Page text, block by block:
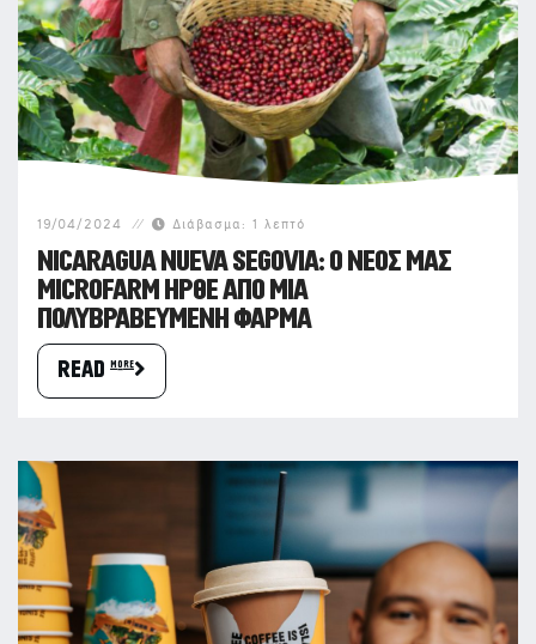
19/04/2024 Διάβασμα: 1 λεπτό
NICARAGUA NUEVA SEGOVIA: Ο ΝΕΟΣ ΜΑΣ
MICROFARM ΗΡΘΕ ΑΠΟ ΜΙΑ
ΠΟΛΥΒΡΑΒΕΥΜΕΝΗ ΦΑΡΜΑ
READ more